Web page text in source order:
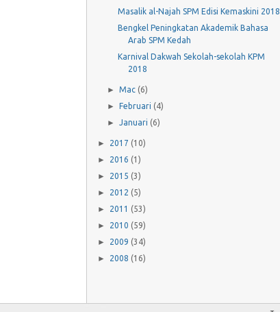
Masalik al-Najah SPM Edisi Kemaskini 2018
Bengkel Peningkatan Akademik Bahasa
Arab SPM Kedah
Karnival Dakwah Sekolah-sekolah KPM
2018
►Mac (6)
►Februari (4)
► Januari (6)
► 2017 (10)
► 2016 (1)
► 2015 (3)
► 2012 (5)
► 2011 (53)
► 2010 (59)
► 2009 (34)
► 2008 (16)